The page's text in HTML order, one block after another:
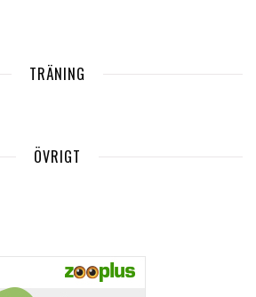
TRÄNING
ÖVRIGT